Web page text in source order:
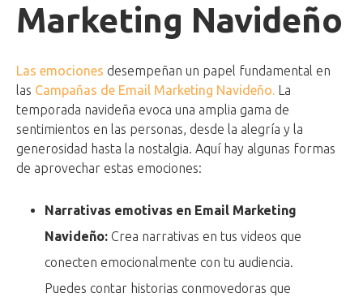
Marketing Navideño
Las emociones desempeñan un papel fundamental en
las Campañas de Email Marketing Navideño. La
temporada navideña evoca una amplia gama de
sentimientos en las personas, desde la alegría y la
generosidad hasta la nostalgia. Aquí hay algunas formas
de aprovechar estas emociones:
Narrativas emotivas en Email Marketing
Navideño: Crea narrativas en tus videos que
conecten emocionalmente con tu audiencia.
Puedes contar historias conmovedoras que